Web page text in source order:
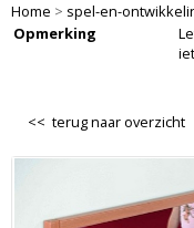
Home > spel-en-
Opmerking
<< terug naar overzicht